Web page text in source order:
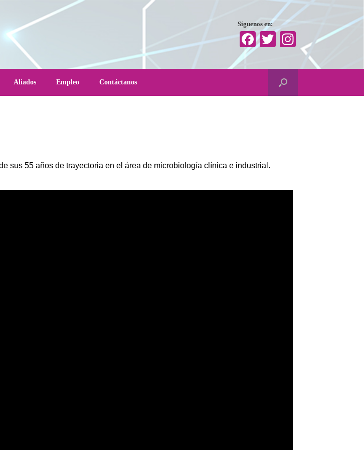
Síguenos en:
Facebook
TwitterInstagram
Aliados Empleo Contáctanos
sus 55 años de trayectoria en el área de microbiología clínica e industrial.